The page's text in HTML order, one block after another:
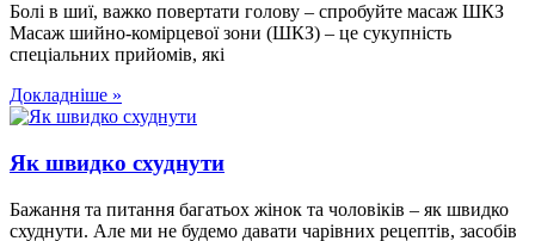
Болі в шиї, важко повертати голову – спробуйте масаж ШКЗ
Масаж шийно-комірцевої зони (ШКЗ) – це сукупність
спеціальних прийомів, які
Докладніше »
Як швидко схуднути
Бажання та питання багатьох жінок та чоловіків – як швидко
схуднути. Але ми не будемо давати чарівних рецептів, засобів